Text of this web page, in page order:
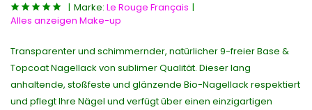
Marke: Le Rouge Français
Alles anzeigen Make-up
Transparenter und schimmernder, natürlicher 9-freier Base &
Topcoat Nagellack von sublimer Qualität. Dieser lang
anhaltende, stoßfeste und glänzende Bio-Nagellack respektiert
und pflegt Ihre Nägel und verfügt über einen einzigartigen